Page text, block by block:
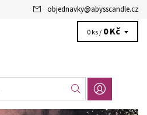
objednavky@abysscandle.cz
0 ks / 0 Kč